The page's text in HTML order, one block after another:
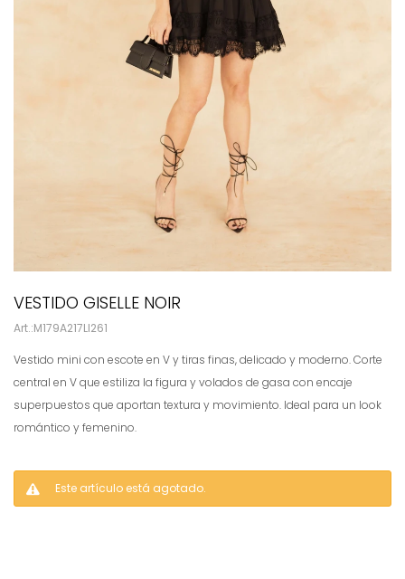
VESTIDO GISELLE NOIR
M179A217LI261
Vestido mini con escote en V y tiras finas, delicado y moderno. Corte
central en V que estiliza la figura y volados de gasa con encaje
superpuestos que aportan textura y movimiento. Ideal para un look
romántico y femenino.
Este artículo está agotado.